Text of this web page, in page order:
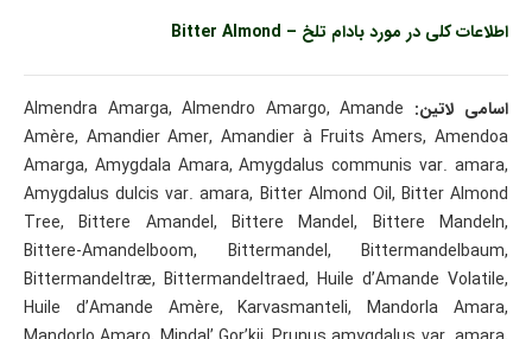
اطلاعات کلی در مورد بادام تلخ – Bitter Almond
اسامی لاتین: Almendra Amarga, Almendro Amargo, Amande
Amère, Amandier Amer, Amandier à Fruits Amers, Amendoa
Amarga, Amygdala Amara, Amygdalus communis var. amara,
Amygdalus dulcis var. amara, Bitter Almond Oil, Bitter Almond
Tree, Bittere Amandel, Bittere Mandel, Bittere Mandeln,
Bittere-Amandelboom, Bittermandel, Bittermandelbaum,
Bittermandeltræ, Bittermandeltraed, Huile d’Amande Volatile,
Huile d’Amande Amère, Karvasmanteli, Mandorla Amara,